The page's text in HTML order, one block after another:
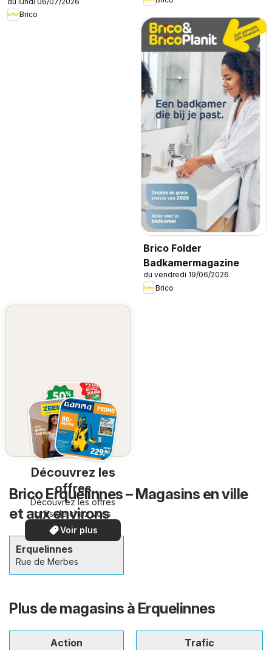
Brico
Brico Folder
Badkamermagazine
du vendredi 19/06/2026
Brico
Découvrez les
offres
spéciales
Découvrez les offres
près de chez vous
Voir plus
Brico Erquelinnes – Magasins en ville
et aux environs
Erquelinnes
Rue de Merbes
Plus de magasins à Erquelinnes
Action
Trafic